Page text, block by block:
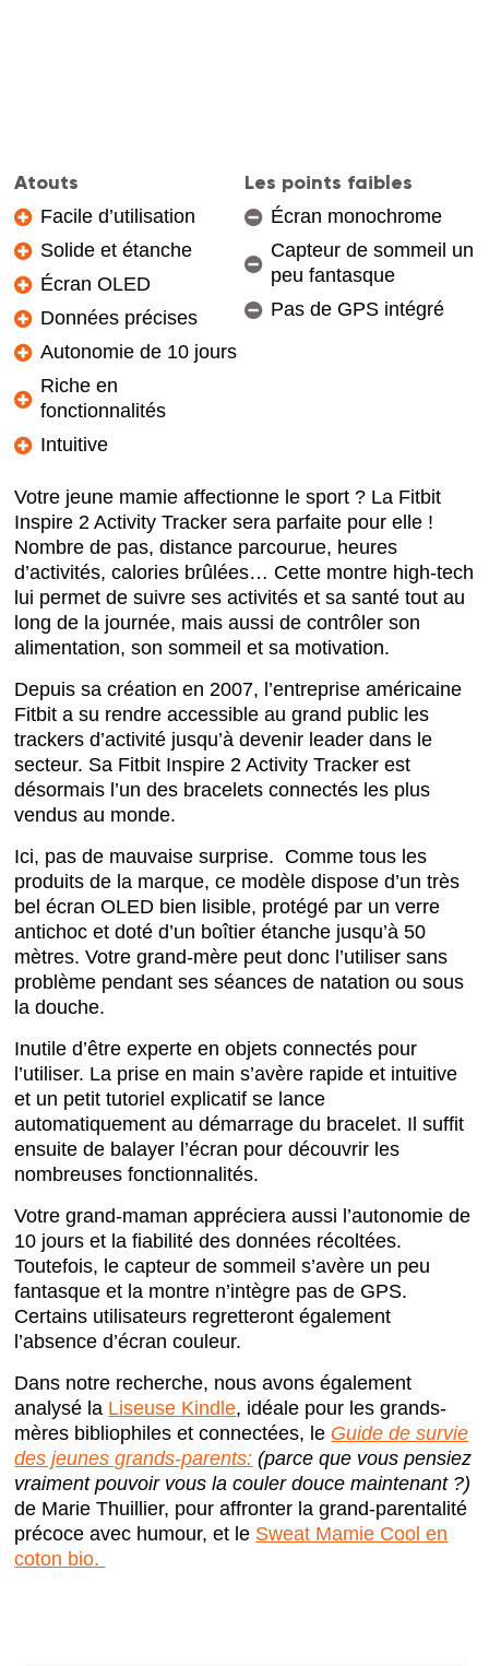
Atouts
Facile d’utilisation
Solide et étanche
Écran OLED
Données précises
Autonomie de 10 jours
Riche en
fonctionnalités
Intuitive
Les points faibles
Écran monochrome
Capteur de sommeil un
peu fantasque
Pas de GPS intégré
Votre jeune mamie affectionne le sport ? La Fitbit
Inspire 2 Activity Tracker sera parfaite pour elle !
Nombre de pas, distance parcourue, heures
d’activités, calories brûlées… Cette montre high-tech
lui permet de suivre ses activités et sa santé tout au
long de la journée, mais aussi de contrôler son
alimentation, son sommeil et sa motivation.
Depuis sa création en 2007, l’entreprise américaine
Fitbit a su rendre accessible au grand public les
trackers d’activité jusqu’à devenir leader dans le
secteur. Sa Fitbit Inspire 2 Activity Tracker est
désormais l’un des bracelets connectés les plus
vendus au monde.
Ici, pas de mauvaise surprise. Comme tous les
produits de la marque, ce modèle dispose d’un très
bel écran OLED bien lisible, protégé par un verre
antichoc et doté d’un boîtier étanche jusqu’à 50
mètres. Votre grand-mère peut donc l’utiliser sans
problème pendant ses séances de natation ou sous
la douche.
Inutile d’être experte en objets connectés pour
l’utiliser. La prise en main s’avère rapide et intuitive
et un petit tutoriel explicatif se lance
automatiquement au démarrage du bracelet. Il suffit
ensuite de balayer l’écran pour découvrir les
nombreuses fonctionnalités.
Votre grand-maman appréciera aussi l’autonomie de
10 jours et la fiabilité des données récoltées.
Toutefois, le capteur de sommeil s’avère un peu
fantasque et la montre n’intègre pas de GPS.
Certains utilisateurs regretteront également
l’absence d’écran couleur.
Dans notre recherche, nous avons également
analysé la Liseuse Kindle, idéale pour les grands-
mères bibliophiles et connectées, le Guide de survie
des jeunes grands-parents: (parce que vous pensiez
vraiment pouvoir vous la couler douce maintenant ?)
de Marie Thuillier, pour affronter la grand-parentalité
précoce avec humour, et le Sweat Mamie Cool en
coton bio.